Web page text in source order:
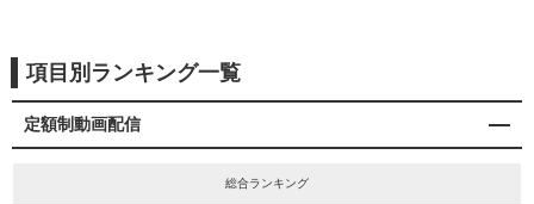
項目別ランキング一覧
定額制動画配信
総合ランキング